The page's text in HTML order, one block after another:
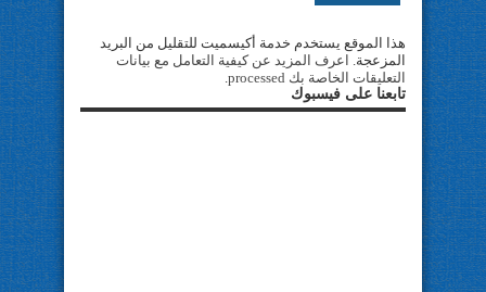
هذا الموقع يستخدم خدمة أكيسميت للتقليل من البريد
المزعجة. اعرف المزيد عن كيفية التعامل مع بيانات
التعليقات الخاصة بك processed
.
تابعنا على فيسبوك